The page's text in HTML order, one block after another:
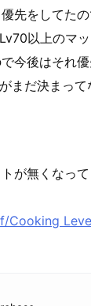
先をしてた
以上のマ
今後はそれ優
まだ決まって
が無くなっ
Cooking